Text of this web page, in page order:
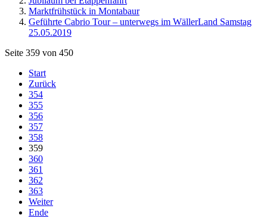
Marktfrühstück in Montabaur
Geführte Cabrio Tour – unterwegs im WällerLand Samstag
25.05.2019
Seite 359 von 450
Start
Zurück
354
355
356
357
358
359
360
361
362
363
Weiter
Ende